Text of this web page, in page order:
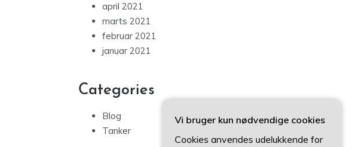
april 2021
marts 2021
februar 2021
januar 2021
Categories
Blog
Tanker
Vi bruger kun nødvendige cookies
Cookies anvendes udelukkende for